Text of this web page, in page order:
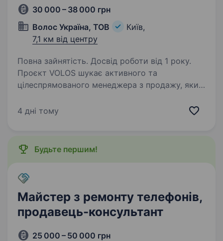
30 000 – 38 000 грн
Волос Україна, ТОВ
Київ,
7,1 км від центру
Повна зайнятість. Досвід роботи від 1 року.
Проєкт VOLOS шукає активного та
цілеспрямованого менеджера з продажу, який
оголошеннями, холодними дзвінками
4 дні тому
Будьте першим!
Майстер з ремонту телефонів,
продавець-консультант
25 000 – 50 000 грн